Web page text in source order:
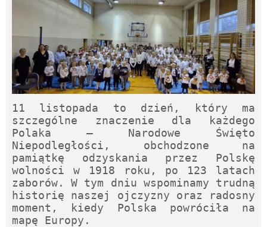
11 listopada to dzień, który ma
szczególne znaczenie dla każdego
Polaka – Narodowe Święto
Niepodległości, obchodzone na
pamiątkę odzyskania przez Polskę
wolności w 1918 roku, po 123 latach
zaborów. W tym dniu wspominamy trudną
historię naszej ojczyzny oraz radosny
moment, kiedy Polska powróciła na
mapę Europy.